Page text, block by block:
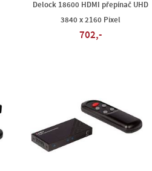
Delock 18600 HDMI přepínač UHD
3840 x 2160 Pixel
702,-